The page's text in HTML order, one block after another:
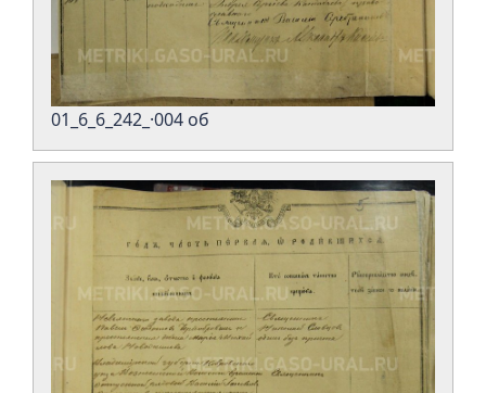
01_6_6_242_·004 об